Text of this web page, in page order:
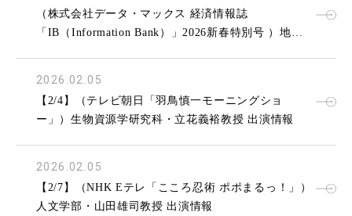
（株式会社データ・マックス 経済情報誌
「IB（Information Bank）」2026新春特別号 ）地域
2026.02.05
【2/4】（テレビ朝日「羽鳥慎一モーニングショ
ー」）生物資源学研究科・立花義裕教授 出演情報
2026.02.05
【2/7】（NHK Eテレ「こころ忍術 ポポまるっ！」）
人文学部・山田雄司教授 出演情報